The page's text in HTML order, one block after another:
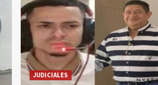
JUDICIALES